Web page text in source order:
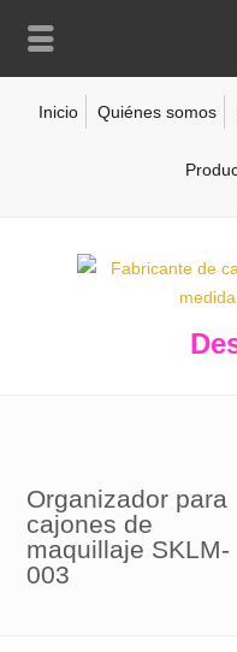
Inicio Quiénes somos
Organizador para
cajones de
maquillaje SKLM-
003